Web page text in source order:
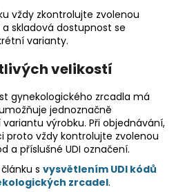
vždy zkontrolujte zvolenou
skladová dostupnost se
varianty.
velikostí
gynekologického zrcadla má
jednoznačně
výrobku. Při objednávání,
proto vždy kontrolujte zvolenou
a příslušné UDI označení.
s vysvětlením UDI kódů
zrcadel.